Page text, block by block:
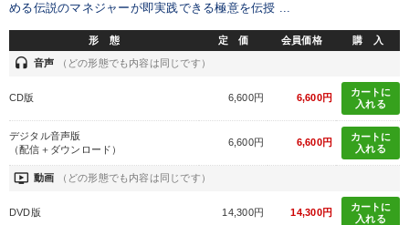
める伝説のマネジャーが即実践できる極意を伝授 ...
形 態 定 価 会員価格 購 入
headset 音声 （どの形態でも内容は同じです）
CD版 6,600円 6,600円
カートに
入れる
デジタル音声版
（配信＋ダウンロード）
6,600円 6,600円
カートに
入れる
ondemand_video 動画 （どの形態でも内容は同じです）
DVD版 14,300円 14,300円
カートに
入れる